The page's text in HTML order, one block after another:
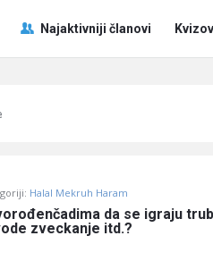
Pitaj
Učene
Najaktivniji članovi
Halal Mekruh Haram
da se igraju
zveckanje itd.?